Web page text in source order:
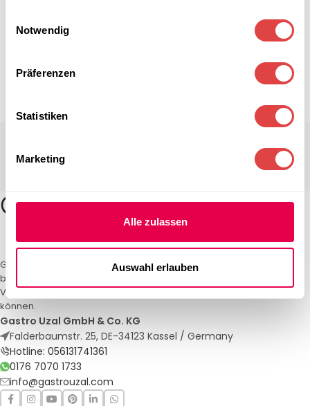
Notwendig
Präferenzen
Statistiken
Marketing
Alle zulassen
Auswahl erlauben
Gastro Uzal – Ihr Spezialist für Gastronomiemöbel und -textilien. Wir
bieten maßgeschneiderte Lösungen für Restaurants, Hotels und
Veranstaltungen. Qualität und Service, auf die Sie sich verlassen
können.
Gastro Uzal GmbH & Co. KG
Falderbaumstr. 25, DE-34123 Kassel / Germany
Hotline: 056131741361
0176 7070 1733
info@gastrouzal.com